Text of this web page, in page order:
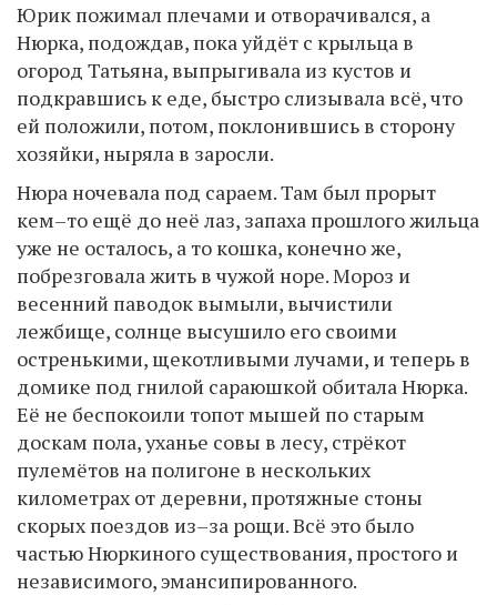
Юрик пожимал плечами и отворачивался, а
Нюрка, подождав, пока уйдёт с крыльца в
огород Татьяна, выпрыгивала из кустов и
подкравшись к еде, быстро слизывала всё, что
ей положили, потом, поклонившись в сторону
хозяйки, ныряла в заросли.
Нюра ночевала под сараем. Там был прорыт
кем–то ещё до неё лаз, запаха прошлого жильца
уже не осталось, а то кошка, конечно же,
побрезговала жить в чужой норе. Мороз и
весенний паводок вымыли, вычистили
лежбище, солнце высушило его своими
остренькими, щекотливыми лучами, и теперь в
домике под гнилой сараюшкой обитала Нюрка.
Её не беспокоили топот мышей по старым
доскам пола, уханье совы в лесу, стрёкот
пулемётов на полигоне в нескольких
километрах от деревни, протяжные стоны
скорых поездов из–за рощи. Всё это было
частью Нюркиного существования, простого и
независимого, эмансипированного.